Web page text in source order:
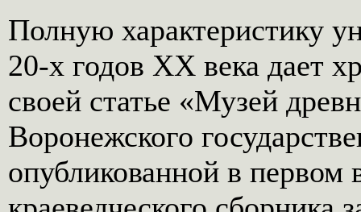
Полную характеристику
20-х годов XX века дает
своей статье «Музей
Воронежского
опубликованной в первом